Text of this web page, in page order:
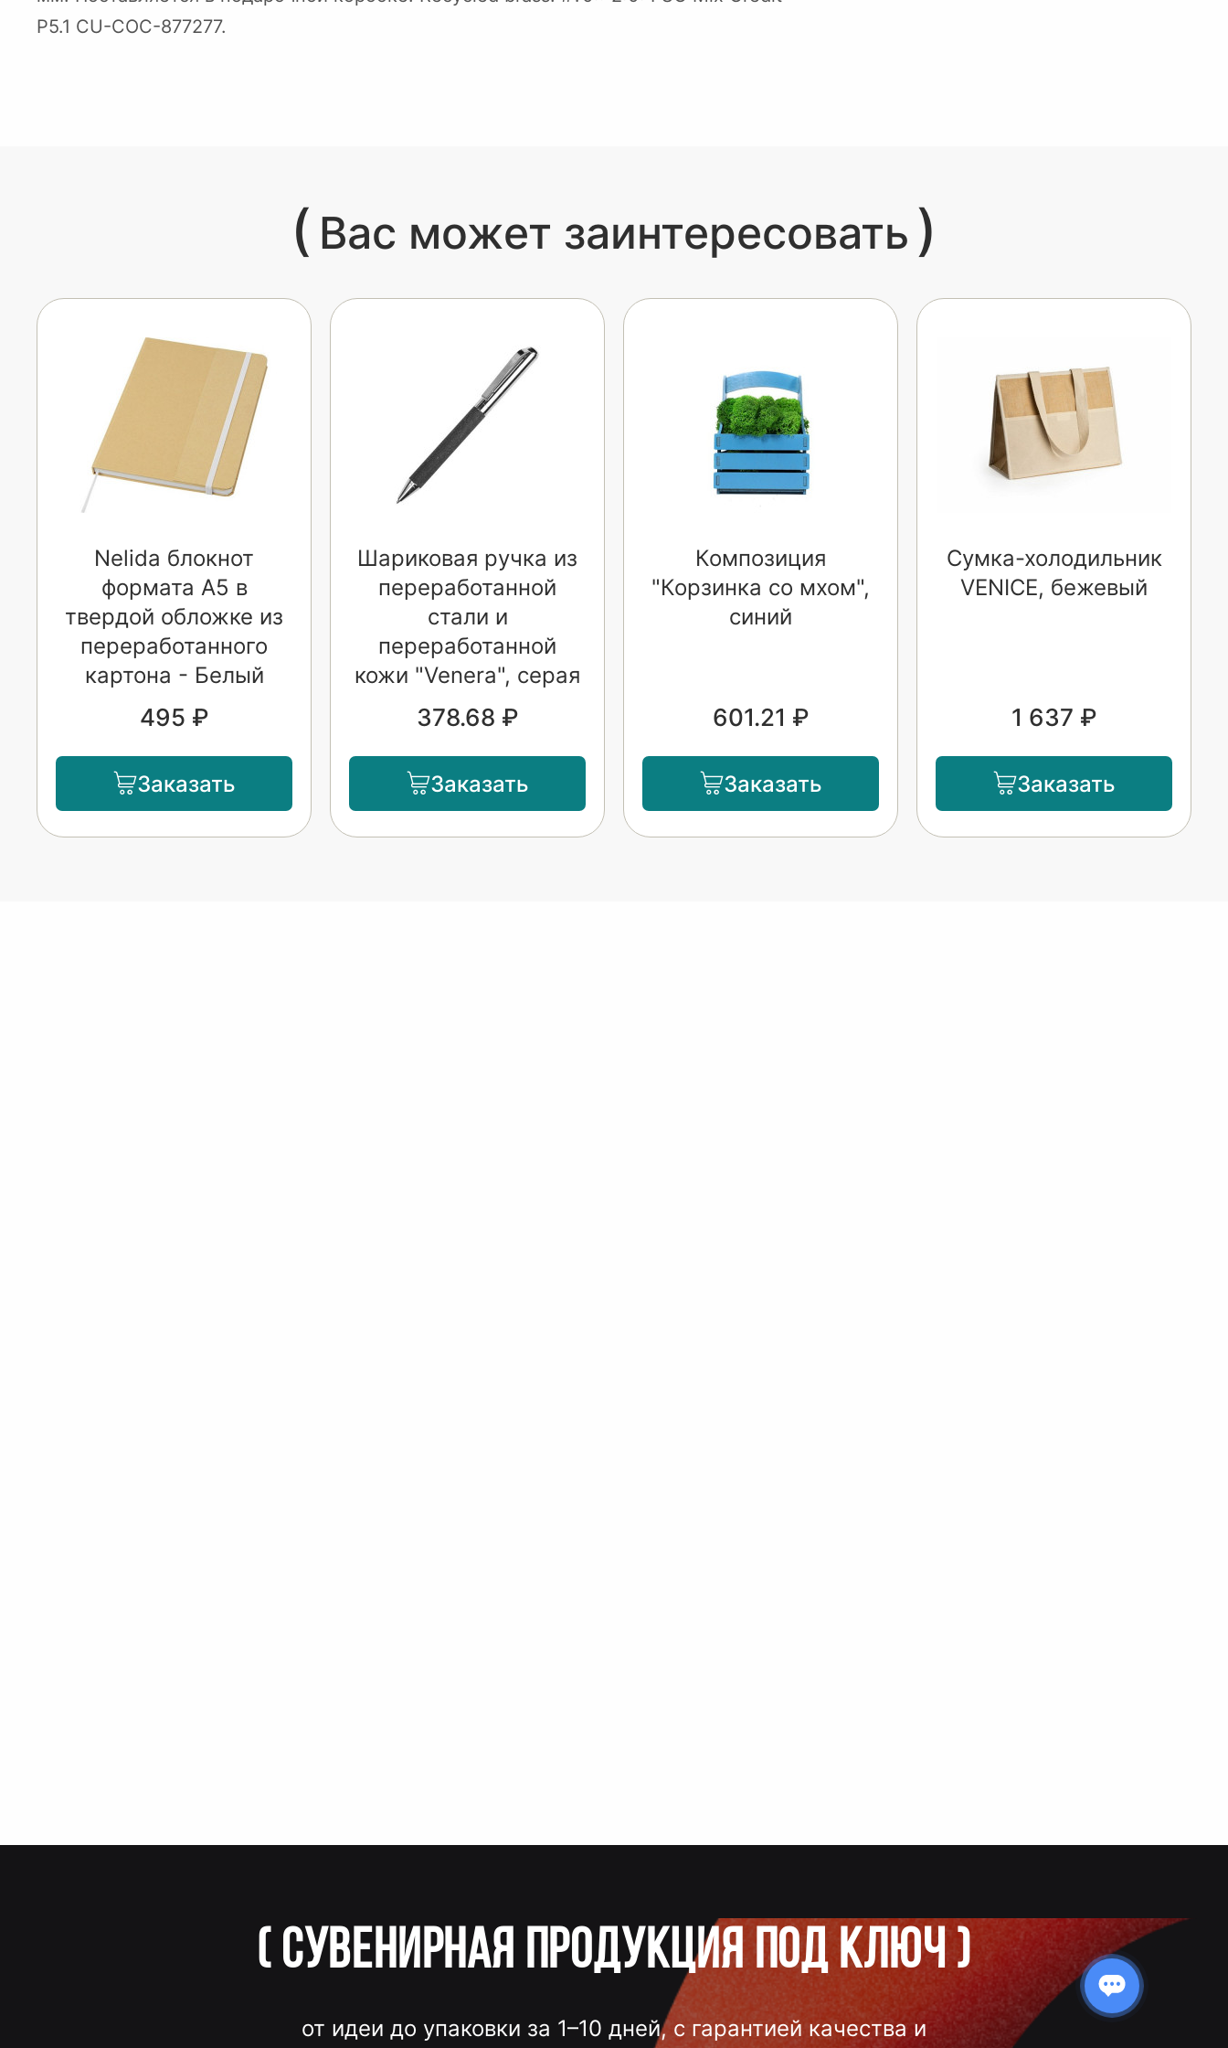
P5.1 CU-COC-877277.
( Вас может заинтересовать )
Nelida блокнот
формата А5 в
твердой обложке из
переработанного
картона - Белый
495 ₽
Заказать
Шариковая ручка из
переработанной
стали и
переработанной
кожи "Venera", серая
378.68 ₽
Заказать
Композиция
"Корзинка со мхом",
синий
601.21 ₽
Заказать
Сумка-холодильник
VENICE, бежевый
1 637 ₽
Заказать
( Сувенирная продукция под ключ)
от идеи до упаковки за 1–10 дней, с гарантией качества и